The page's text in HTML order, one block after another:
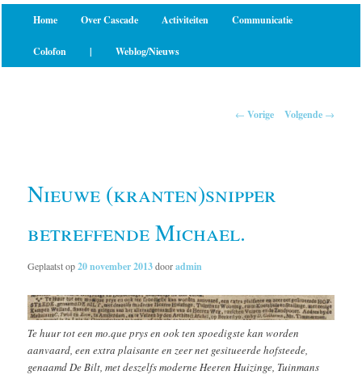
Home Over Cascade Activiteiten Communicatie
Colofon | Weblog/Nieuws
← Vorige Volgende →
Nieuwe (kranten)snipper
betreffende Michael.
Geplaatst op20 november 2013dooradmin
Te huur tot een mo.que prys en ook ten spoedigste kan worden
aanvaard, een extra plaisante en zeer net gesitueerde hofsteede,
genaamd De Bilt, met deszelfs moderne Heeren Huizinge, Tuinmans